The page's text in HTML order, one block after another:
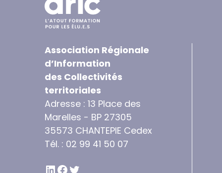
Association Régionale
d’Information
des Collectivités
territoriales
Adresse : 13 Place des
Marelles - BP 27305
35573 CHANTEPIE Cedex
Tél. : 02 99 41 50 07
LINKEDIN
FACEBOOK
TWITTER